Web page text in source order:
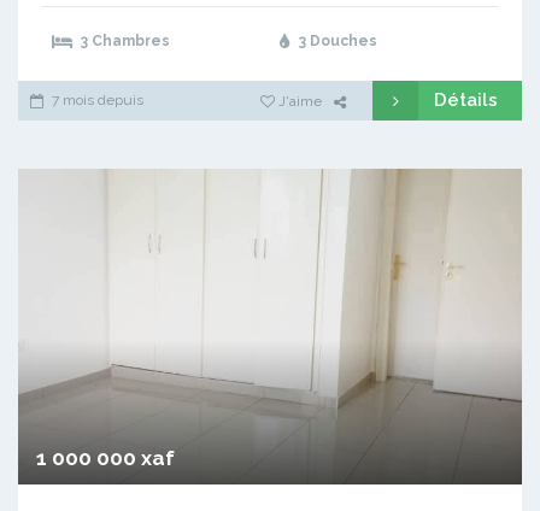
3 Chambres 3 Douches
7 mois depuis J'aime Détails
1 000 000 xaf